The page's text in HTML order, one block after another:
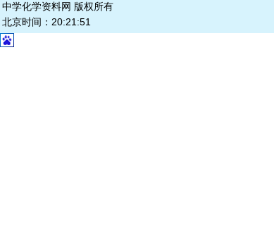
中学化学资料网 版权所有
北京时间：20:21:51